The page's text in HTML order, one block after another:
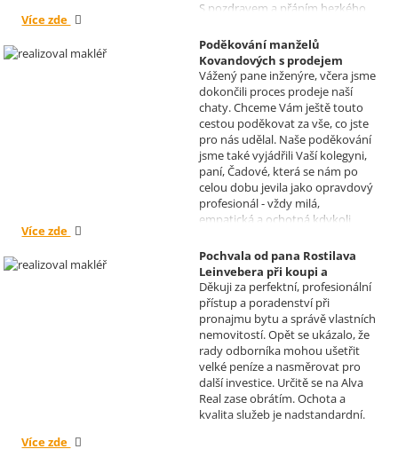
S pozdravem a přáním hezkého
Více zde
Poděkování manželů
Kovandových s prodejem
chaty v Osové Bítýšce
Realizoval makléř: David
Vašíček
Vážený pane inženýre, včera jsme
dokončili proces prodeje naší
chaty. Chceme Vám ještě touto
cestou poděkovat za vše, co jste
pro nás udělal. Naše poděkování
jsme také vyjádřili Vaší kolegyni,
paní, Čadové, která se nám po
celou dobu jevila jako opravdový
profesionál - vždy milá,
empatická a ochotná kdykoli
problému. Vaše společnost i Vy v
nás získáváte opravdu spokojené
klienty, kteří budou vaše služby
vždy doporučovat každému, kdo
je potřebuje. Věřím, že se na Vás
budeme moci obrátit i v případě
prodeje, který plánujeme v
budoucnu uskutečnit. Se
srdečným pozdravem a přáním
mnoho zdraví i úspěchů Vám
přejí manželé Kovandovi
Více zde
Pochvala od pana Rostilava
Leinvebera při koupi a
následném pronájmu
investiční nemovitosti
Realizoval makléř: David
Vašíček
Děkuji za perfektní, profesionální
přístup a poradenství při
pronajmu bytu a správě vlastních
nemovitostí. Opět se ukázalo, že
rady odborníka mohou ušetřit
velké peníze a nasměrovat pro
další investice. Určitě se na Alva
Real zase obrátím. Ochota a
kvalita služeb je nadstandardní.
Více zde